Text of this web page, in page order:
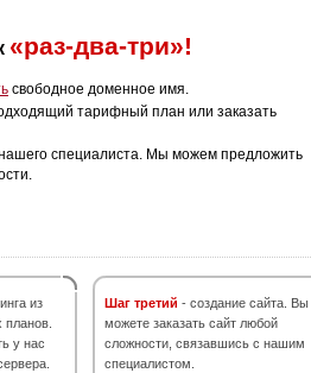
«раз-два-три»!
свободное доменное имя.
тарифный план или заказать
специалиста. Мы можем предложить
из
у нас
Шаг третий - создание сайта. Вы
можете заказать сайт любой
сложности, связавшись с нашим
специалистом.